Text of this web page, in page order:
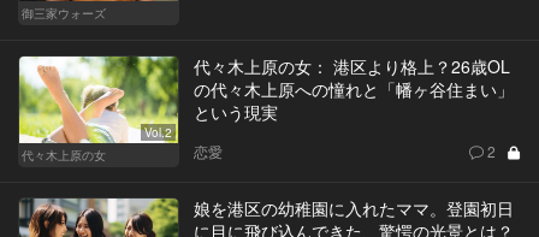
御三家ウォーズ
Vol.2
代々木上原の女
代々木上原の女： 港区より格上？26歳OL
の代々木上原への憧れと「幡ヶ谷住まい」
という現実
恋愛 2
娘を港区の幼稚園に入れたママ。登園初日
に目に飛び込んできた、驚愕の光景とは？